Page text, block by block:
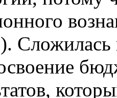
Сложилась